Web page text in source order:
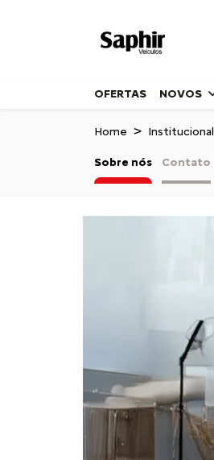
OFERTAS NOVOS
Home Institucional
Sobre nós Contato